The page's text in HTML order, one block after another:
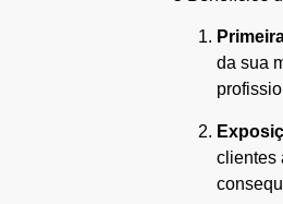
da sua
clientes